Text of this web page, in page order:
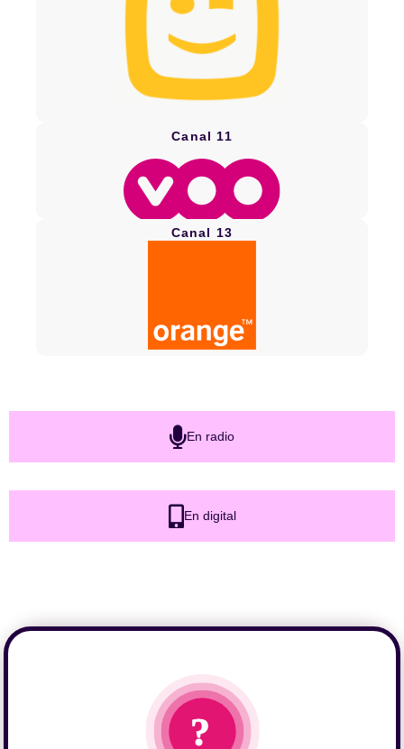
En radio
En digital
Canal 11
Canal 13
?